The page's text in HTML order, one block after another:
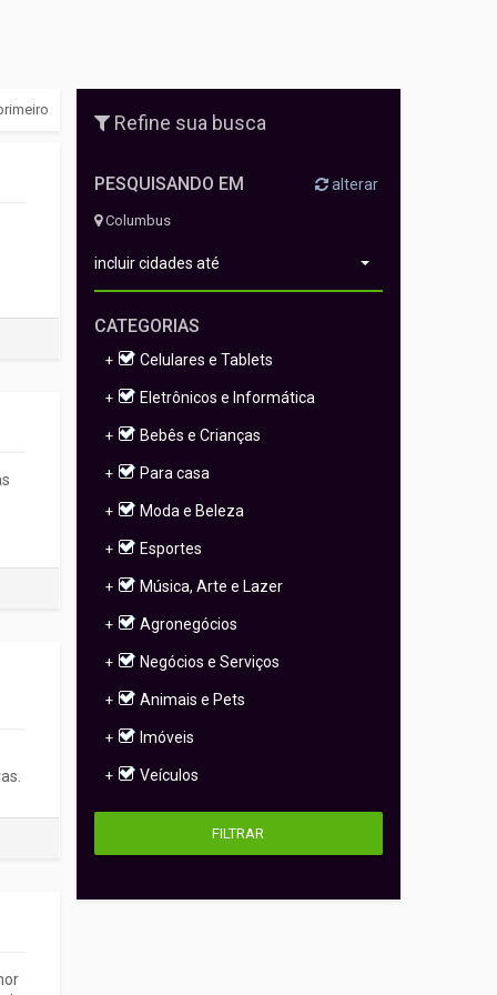
Refine sua busca
PESQUISANDO EM alterar
Columbus
incluir cidades até
CATEGORIAS
+ Celulares e Tablets
+ Eletrônicos e Informática
+ Bebês e Crianças
+ Para casa
+ Moda e Beleza
+ Esportes
+ Música, Arte e Lazer
+ Agronegócios
+ Negócios e Serviços
+ Animais e Pets
+ Imóveis
+ Veículos
FILTRAR